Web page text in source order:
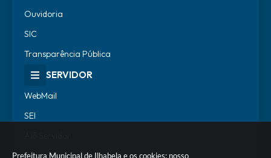
Prefeitura Municipal de Ilhabela e os cookies: nosso
Ouvidoria
SIC
Transparência Pública
SERVIDOR
WebMail
SEI
Escola de Governo